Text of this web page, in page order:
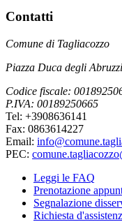
Contatti
Comune di Tagliacozzo
Piazza Duca degli
Codice fiscale:
P.IVA: 00189250665
Tel: +3908636141
Fax: 0863614227
Email:
PEC:
Leggi le FAQ
Prenotazione
Segnalazione
Richiesta